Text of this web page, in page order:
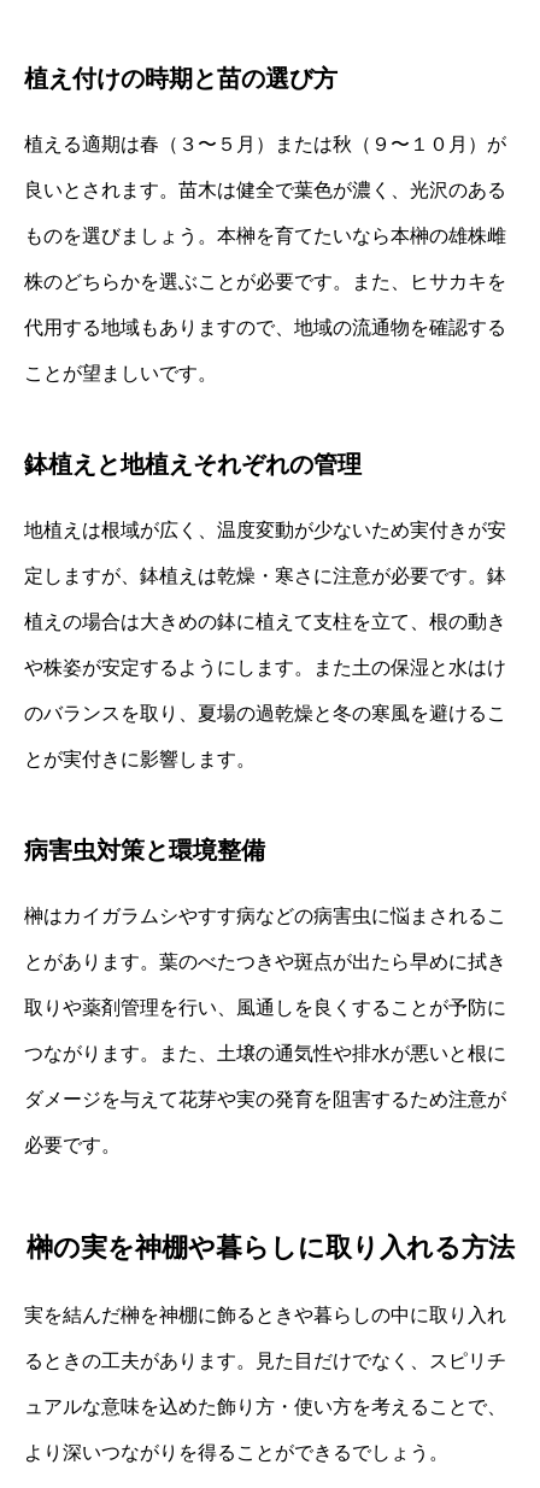
植え付けの時期と苗の選び方
植える適期は春（３〜５月）または秋（９〜１０月）が
良いとされます。苗木は健全で葉色が濃く、光沢のある
ものを選びましょう。本榊を育てたいなら本榊の雄株雌
株のどちらかを選ぶことが必要です。また、ヒサカキを
代用する地域もありますので、地域の流通物を確認する
ことが望ましいです。
鉢植えと地植えそれぞれの管理
地植えは根域が広く、温度変動が少ないため実付きが安
定しますが、鉢植えは乾燥・寒さに注意が必要です。鉢
植えの場合は大きめの鉢に植えて支柱を立て、根の動き
や株姿が安定するようにします。また土の保湿と水はけ
のバランスを取り、夏場の過乾燥と冬の寒風を避けるこ
とが実付きに影響します。
病害虫対策と環境整備
榊はカイガラムシやすす病などの病害虫に悩まされるこ
とがあります。葉のべたつきや斑点が出たら早めに拭き
取りや薬剤管理を行い、風通しを良くすることが予防に
つながります。また、土壌の通気性や排水が悪いと根に
ダメージを与えて花芽や実の発育を阻害するため注意が
必要です。
榊の実を神棚や暮らしに取り入れる方法
実を結んだ榊を神棚に飾るときや暮らしの中に取り入れ
るときの工夫があります。見た目だけでなく、スピリチ
ュアルな意味を込めた飾り方・使い方を考えることで、
より深いつながりを得ることができるでしょう。